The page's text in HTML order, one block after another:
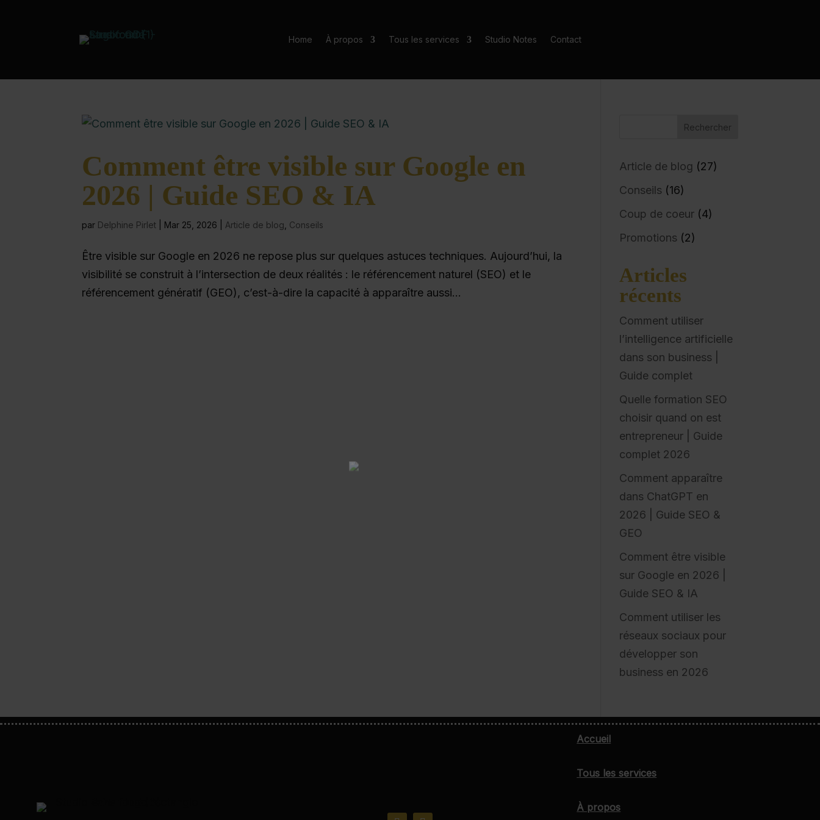
Home À propos Tous les services Studio Notes Contact
Comment être visible sur Google en
2026 | Guide SEO & IA
par Delphine Pirlet Mar 25, 2026 Article de blog Conseils
Être visible sur Google en 2026 ne repose plus sur quelques astuces techniques. Aujourd’hui, la
visibilité se construit à l’intersection de deux réalités : le référencement naturel (SEO) et le
référencement génératif (GEO), c’est-à-dire la capacité à apparaître aussi...
Article de blog (27)
Conseils (16)
Coup de coeur (4)
Promotions (2)
Articles
récents
Comment utiliser
l’intelligence artificielle
dans son business |
Guide complet
Quelle formation SEO
choisir quand on est
entrepreneur | Guide
complet 2026
Comment apparaître
dans ChatGPT en
2026 | Guide SEO &
GEO
Comment être visible
sur Google en 2026 |
Guide SEO & IA
Comment utiliser les
réseaux sociaux pour
développer son
business en 2026
Accueil
Tous les services
À propos